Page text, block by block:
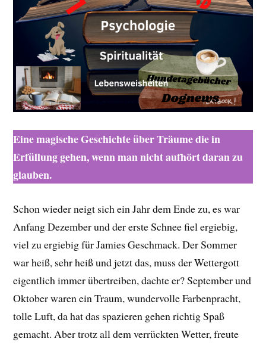
Eine magische Geschichte über Träume die in
Erfüllung gehen, wenn man nicht aufhört daran zu
glauben.
Schon wieder neigt sich ein Jahr dem Ende zu, es war
Anfang Dezember und der erste Schnee fiel ergiebig,
viel zu ergiebig für Jamies Geschmack. Der Sommer
war heiß, sehr heiß und jetzt das, muss der Wettergott
eigentlich immer übertreiben, dachte er? September und
Oktober waren ein Traum, wundervolle Farbenpracht,
tolle Luft, da hat das spazieren gehen richtig Spaß
gemacht. Aber trotz all dem verrückten Wetter, freute